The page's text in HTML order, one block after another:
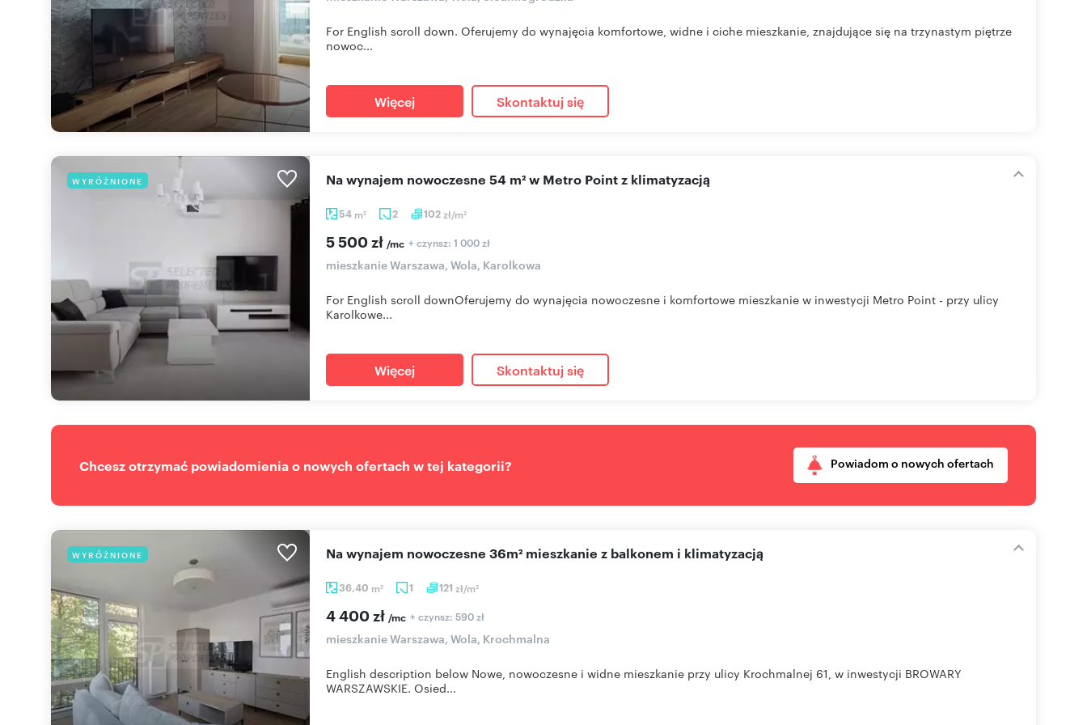
For English scroll down. Oferujemy do wynajęcia komfortowe, widne i ciche mieszkanie, znajdujące się na trzynastym piętrze
nowoc...
Więcej Skontaktuj się
WYRÓŻNIONE
54 m2 2 102zł/m2
Na wynajem nowoczesne 54 m² w Metro Point z klimatyzacją
5 500 zł /mc + czynsz: 1 000 zł
mieszkanie Warszawa, Wola, Karolkowa
For English scroll downOferujemy do wynajęcia nowoczesne i komfortowe mieszkanie w inwestycji Metro Point - przy ulicy
Karolkowe...
Więcej Skontaktuj się
Chcesz otrzymać powiadomienia o nowych ofertach w tej kategorii? Powiadom o nowych ofertach
WYRÓŻNIONE
36,40 m2 1 121 zł/m2
Na wynajem nowoczesne 36m² mieszkanie z balkonem i klimatyzacją
4 400 zł /mc + czynsz: 590 zł
mieszkanie Warszawa, Wola, Krochmalna
English description below Nowe, nowoczesne i widne mieszkanie przy ulicy Krochmalnej 61, w inwestycji BROWARY
WARSZAWSKIE. Osied...